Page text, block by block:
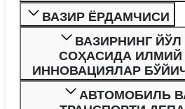
ВАЗИР ЁРДАМЧИСИ
ВАЗИРНИНГ
СОҲАСИДА
ИННОВАЦИЯЛАР
АВТОМОБИЛЬ